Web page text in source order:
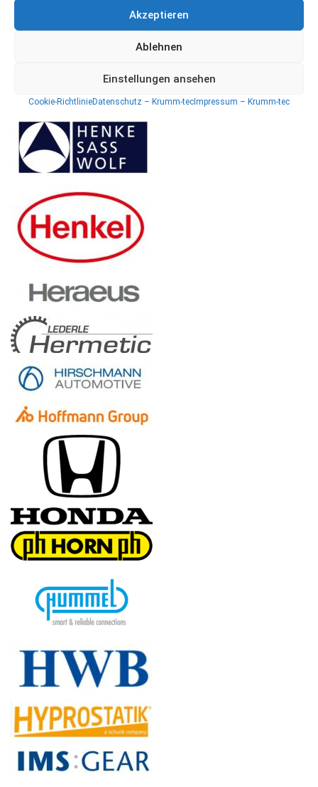
Akzeptieren
Ablehnen
Einstellungen ansehen
Cookie-RichtlinieDatenschutz – Krumm-tecImpressum – Krumm-tec